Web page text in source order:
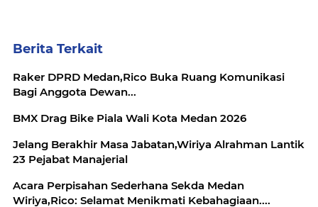
Berita Terkait
Raker DPRD Medan,Rico Buka Ruang Komunikasi
Bagi Anggota Dewan...
BMX Drag Bike Piala Wali Kota Medan 2026
Jelang Berakhir Masa Jabatan,Wiriya Alrahman Lantik
23 Pejabat Manajerial
Acara Perpisahan Sederhana Sekda Medan
Wiriya,Rico: Selamat Menikmati Kebahagiaan....